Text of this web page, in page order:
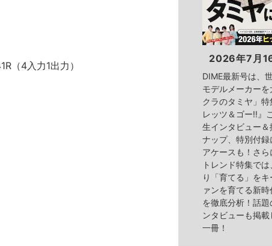
（4入力1出力）
2026年7月
DIME最新号は、
モデルメーカー
クラのタミヤ」
レッツ＆ゴー!!』
生インタビュー
ナップ、特別付
アケースも！さ
トレンド特集で
り「育てる」を
ァンを育てる新
を徹底分析！話
ンタビューも掲
一冊！